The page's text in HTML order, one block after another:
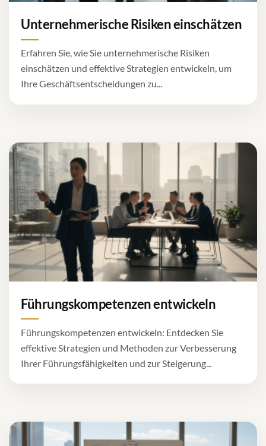
Unternehmerische Risiken einschätzen
Erfahren Sie, wie Sie unternehmerische Risiken
einschätzen und effektive Strategien entwickeln, um
Ihre Geschäftsentscheidungen zu...
Führungskompetenzen entwickeln
Führungskompetenzen entwickeln: Entdecken Sie
effektive Strategien und Methoden zur Verbesserung
Ihrer Führungsfähigkeiten und zur Steigerung...